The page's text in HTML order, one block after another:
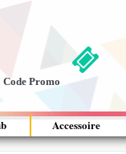
Code Promo
Accessoire